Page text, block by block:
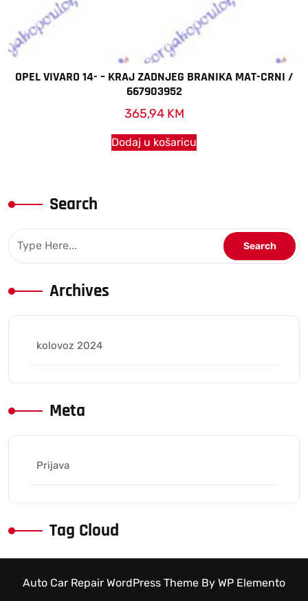
OPEL VIVARO 14- – KRAJ ZADNJEG BRANIKA MAT-CRNI /
667903952
365,94 KM
Dodaj u košaricu
Search
Archives
kolovoz 2024
Meta
Prijava
Tag Cloud
Auto Car Repair WordPress Theme By WP Elemento